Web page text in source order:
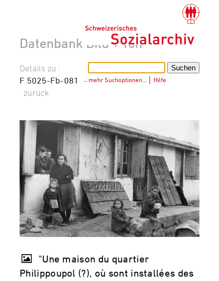
Datenbank Bild + Ton
mehr Suchoptionen… Hilfe
Details zu :
F 5025-Fb-081
–
zurück
"Une maison du quartier
Philippoupol (?), où sont installées des